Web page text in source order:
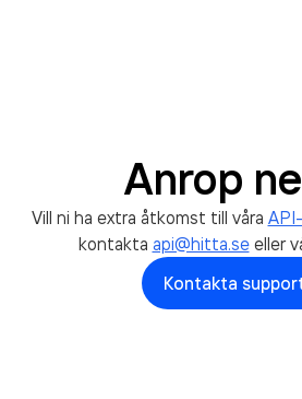
Anrop
Vill ni ha extra åtkomst till våra
kontakta api@hitta.seeller
Kontakta